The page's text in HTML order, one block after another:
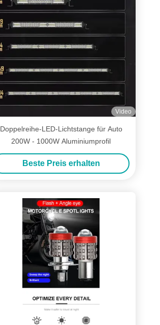
Video
Doppelreihe-LED-Lichtstange für Auto
200W - 1000W Aluminiumprofil
Beste Preis erhalten